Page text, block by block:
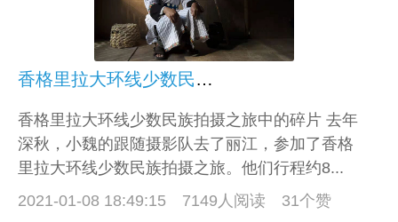
香格里拉大环线少数民族拍摄之旅中的碎片
香格里拉大环线少数民族拍摄之旅中的碎片 去年
深秋，小魏的跟随摄影队去了丽江，参加了香格
里拉大环线少数民族拍摄之旅。他们行程约8...
2021-01-08 18:49:15
7149人阅读 31个赞